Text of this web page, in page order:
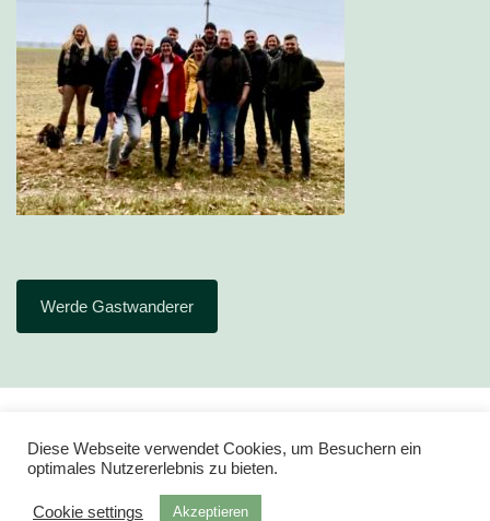
Werde Gastwanderer
Impressum
Diese Webseite verwendet Cookies, um Besuchern ein
optimales Nutzererlebnis zu bieten.
Cookie settings Akzeptieren